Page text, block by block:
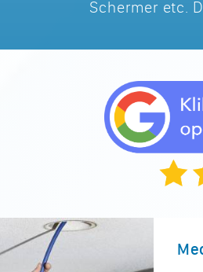
Schermer etc.